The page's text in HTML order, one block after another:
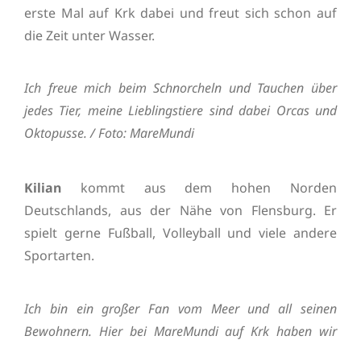
erste Mal auf Krk dabei und freut sich schon auf
die Zeit unter Wasser.
Ich freue mich beim Schnorcheln und Tauchen über
jedes Tier, meine Lieblingstiere sind dabei Orcas und
Oktopusse. / Foto: MareMundi
Kilian kommt aus dem hohen Norden
Deutschlands, aus der Nähe von Flensburg. Er
spielt gerne Fußball, Volleyball und viele andere
Sportarten.
Ich bin ein großer Fan vom Meer und all seinen
Bewohnern. Hier bei MareMundi auf Krk haben wir